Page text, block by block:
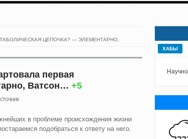
ЦЕПОЧКА? — ЭЛЕМЕНТАРНО,
первая
Ватсон… +5
в проблеме происхождения жизни
подобраться к ответу на него.
ХАБЫ